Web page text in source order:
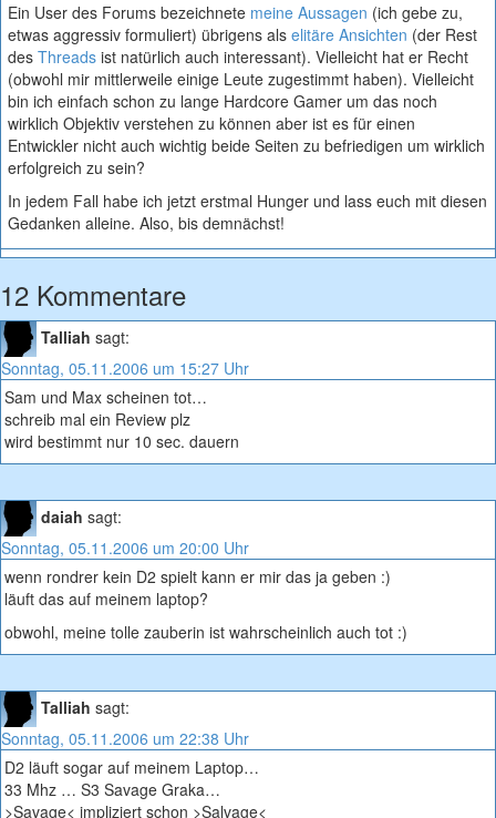
Ein User des Forums bezeichnete meine Aussagen (ich gebe zu,
etwas aggressiv formuliert) übrigens als elitäre Ansichten (der Rest
des Threads ist natürlich auch interessant). Vielleicht hat er Recht
(obwohl mir mittlerweile einige Leute zugestimmt haben). Vielleicht
bin ich einfach schon zu lange Hardcore Gamer um das noch
wirklich Objektiv verstehen zu können aber ist es für einen
Entwickler nicht auch wichtig beide Seiten zu befriedigen um wirklich
erfolgreich zu sein?
In jedem Fall habe ich jetzt erstmal Hunger und lass euch mit diesen
Gedanken alleine. Also, bis demnächst!
12 Kommentare
Talliah sagt:
Sonntag, 05.11.2006 um 15:27 Uhr
Sam und Max scheinen tot…
schreib mal ein Review plz
wird bestimmt nur 10 sec. dauern
daiah sagt:
Sonntag, 05.11.2006 um 20:00 Uhr
wenn rondrer kein D2 spielt kann er mir das ja geben :)
läuft das auf meinem laptop?
obwohl, meine tolle zauberin ist wahrscheinlich auch tot :)
Talliah sagt:
Sonntag, 05.11.2006 um 22:38 Uhr
D2 läuft sogar auf meinem Laptop…
33 Mhz … S3 Savage Graka…
>Savage< impliziert schon >Salvage<